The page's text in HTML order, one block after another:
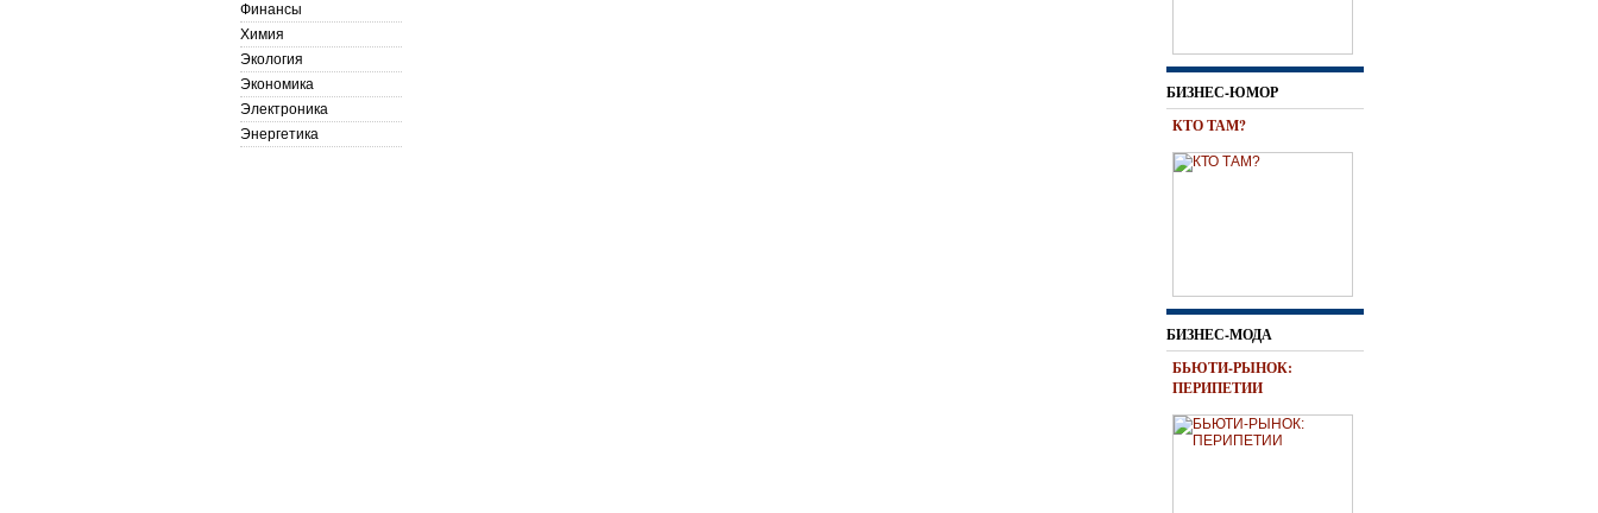
Финансы
Химия
Экология
Экономика
Электроника
Энергетика
БИЗНЕС-ЮМОР
КТО ТАМ?
БИЗНЕС-МОДА
БЬЮТИ-РЫНОК:
ПЕРИПЕТИИ